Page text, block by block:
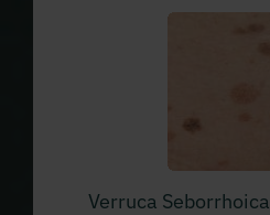
Verruca Seborrhoica